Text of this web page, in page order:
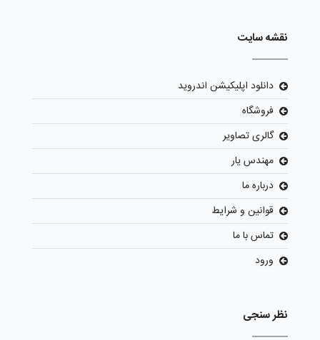
نقشه سایت
دانلود اپلیکیشن اندروید
فروشگاه
گالری تصاویر
مهندس یار
درباره ما
قوانین و شرایط
تماس با ما
ورود
نظر سنجی